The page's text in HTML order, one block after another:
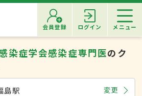
会員登録 ログイン メニュー
染症学会感染症専門医のク
島駅 変更